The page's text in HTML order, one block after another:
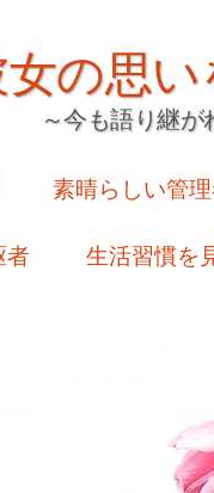
の思
～今も語り継
素晴らしい管
者 生活習慣を